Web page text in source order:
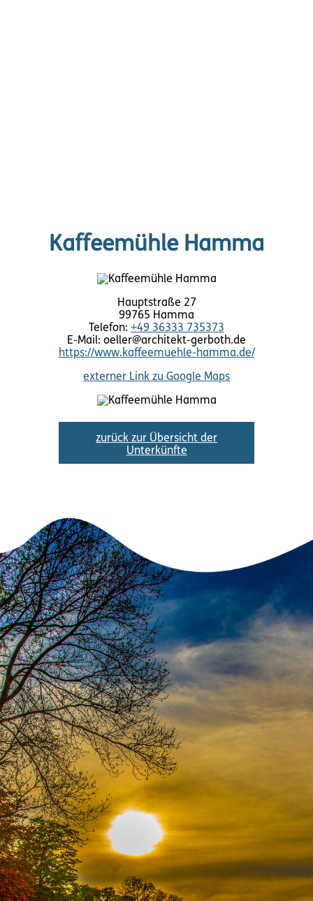
Kaffeemühle Hamma
Hauptstraße 27
99765 Hamma
Telefon: +49 36333 735373
E-Mail: oeller@architekt-gerboth.de
https://www.kaffeemuehle-hamma.de/
externer Link zu Google Maps
zurück zur Übersicht der
Unterkünfte